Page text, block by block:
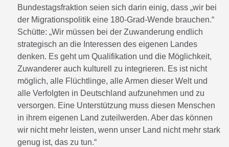
Bundestagsfraktion seien sich darin einig, dass „wir bei
der Migrationspolitik eine 180-Grad-Wende brauchen.“
Schütte: „Wir müssen bei der Zuwanderung endlich
strategisch an die Interessen des eigenen Landes
denken. Es geht um Qualifikation und die Möglichkeit,
Zuwanderer auch kulturell zu integrieren. Es ist nicht
möglich, alle Flüchtlinge, alle Armen dieser Welt und
alle Verfolgten in Deutschland aufzunehmen und zu
versorgen. Eine Unterstützung muss diesen Menschen
in ihrem eigenen Land zuteilwerden. Aber das können
wir nicht mehr leisten, wenn unser Land nicht mehr stark
genug ist, das zu tun.“